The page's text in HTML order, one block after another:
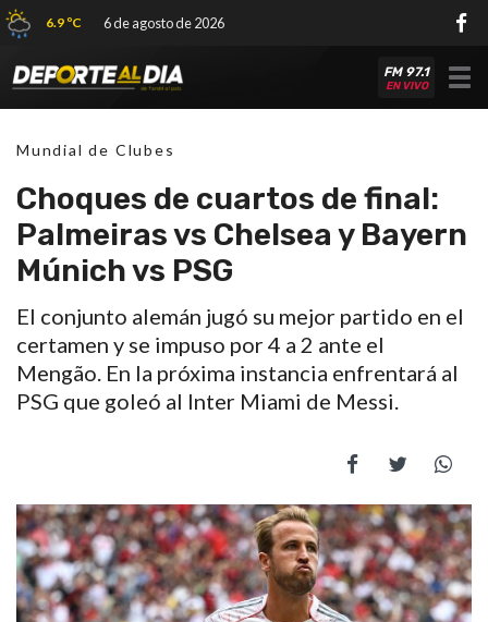
6.9 ºC 6 de agosto de 2026
FM 97.1
EN VIVO
Mundial de Clubes
Choques de cuartos de final:
Palmeiras vs Chelsea y Bayern
Múnich vs PSG
El conjunto alemán jugó su mejor partido en el
certamen y se impuso por 4 a 2 ante el
Mengão. En la próxima instancia enfrentará al
PSG que goleó al Inter Miami de Messi.